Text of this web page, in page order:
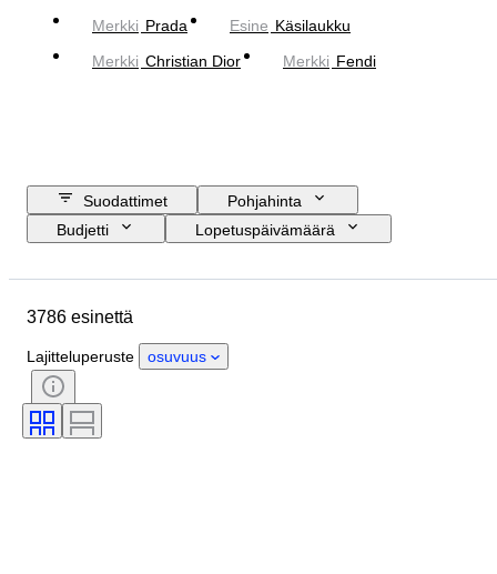
Merkki Prada Esine Käsilaukku
Merkki Christian Dior Merkki Fendi
Suodattimet
Pohjahinta
Budjetti
Lopetuspäivämäärä
Alkuperämaa
Kunto
Väri
Mukana asusteet
Kuosi
Esineen koko
3786 esinettä
Lajitteluperuste osuvuus